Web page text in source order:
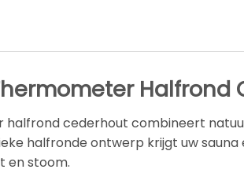
Halfrond
halfrond cederhout combineert
halfronde ontwerp krijgt uw
en stoom.